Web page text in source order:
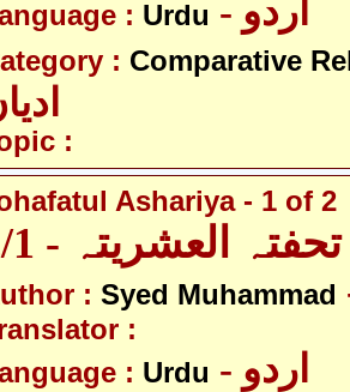
: Urdu - اردو
: Comparative
:
Ashariya - 1 of 2
تحفتہ العشریتہ - 2/1
: Syed Muhammad
:
: Urdu - اردو